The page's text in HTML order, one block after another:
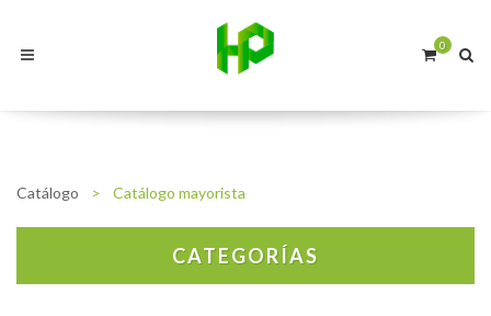
0
Catálogo > Catálogo mayorista
CATEGORÍAS